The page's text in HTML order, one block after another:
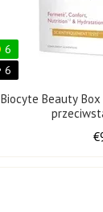
6
6
Biocyte Beauty